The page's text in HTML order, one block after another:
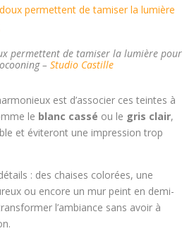
permettent de tamiser la lumière pour
– Studio Castille
est d’associer ces teintes à
le blanc cassé ou le gris clair,
et éviteront une impression trop
: des chaises colorées, une
ou encore un mur peint en demi-
l’ambiance sans avoir à